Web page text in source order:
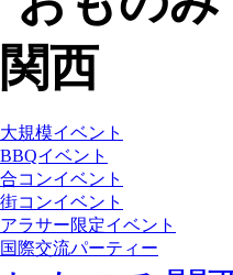
大規模イベント
BBQイベント
合コンイベント
街コンイベント
アラサー限定イベント
国際交流パーティー